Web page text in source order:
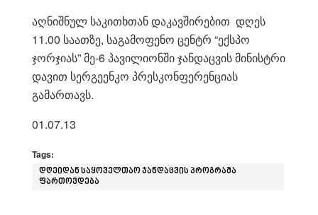
აღნიშნულ საკითხთან დაკავშირებით დღეს
11.00 საათზე, საგამოფენო ცენტრ “ექსპო
ჯორჯიას” მე-6 პავილიონში ჯანდაცვის მინისტრი
დავით სერგეენკო პრესკონფერენციას
გამართავს.
01.07.13
Tags:
დღეიდან საყოველთაო ჯანდაცვის პროგრამა
ფართოვდება